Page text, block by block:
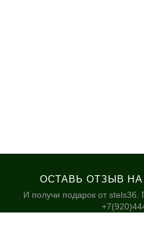
ОСТАВЬ ОТЗЫВ НА
И получи подарок от stels36.